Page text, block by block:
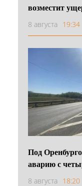
возместит
8 августа 19:34
Под
аварию с
8 августа 18:20